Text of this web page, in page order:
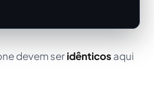
devem seridênticos aqui